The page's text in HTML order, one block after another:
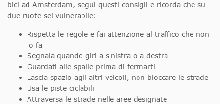
bici ad Amsterdam, segui questi consigli e ricorda che su
due ruote sei vulnerabile:
Rispetta le regole e fai attenzione al traffico che non
lo fa
Segnala quando giri a sinistra o a destra
Guardati alle spalle prima di fermarti
Lascia spazio agli altri veicoli, non bloccare le strade
Usa le piste ciclabili
Attraversa le strade nelle aree designate